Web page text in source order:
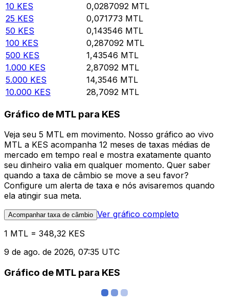
10 KES 0,0287092 MTL
25 KES 0,071773 MTL
50 KES 0,143546 MTL
100 KES 0,287092 MTL
500 KES 1,43546 MTL
1.000 KES 2,87092 MTL
5.000 KES 14,3546 MTL
10.000 KES 28,7092 MTL
Gráfico de MTL para KES
Veja seu 5 MTL em movimento. Nosso gráfico ao vivo
MTL a KES acompanha 12 meses de taxas médias de
mercado em tempo real e mostra exatamente quanto
seu dinheiro valia em qualquer momento. Quer saber
quando a taxa de câmbio se move a seu favor?
Configure um alerta de taxa e nós avisaremos quando
ela atingir sua meta.
Acompanhar taxa de câmbio Ver gráfico completo
1 MTL = 348,32 KES
9 de ago. de 2026, 07:35 UTC
Gráfico de MTL para KES